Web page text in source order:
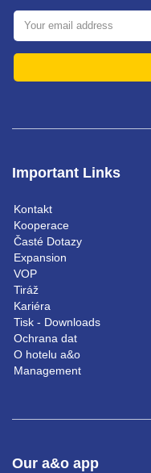
Important Links
Kontakt
Kooperace
Časté Dotazy
Expansion
VOP
Tiráž
Kariéra
Tisk - Downloads
Ochrana dat
O hotelu a&o
Management
Our a&o app